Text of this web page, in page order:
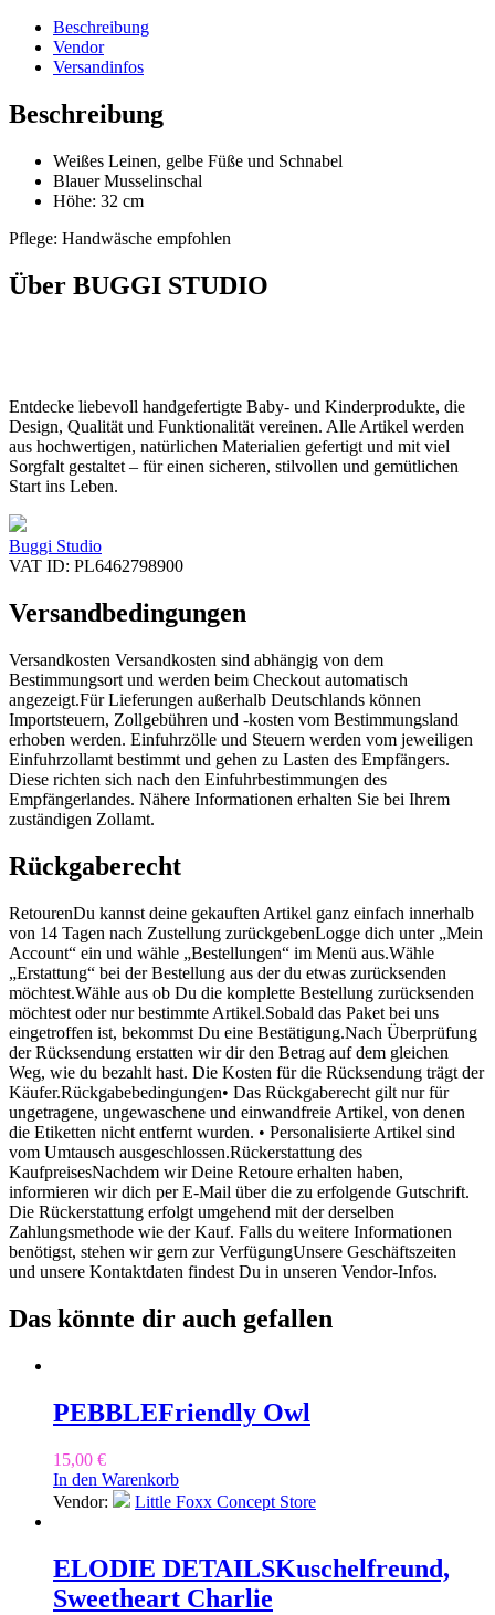
Beschreibung
Vendor
Versandinfos
Beschreibung
Weißes Leinen, gelbe Füße und Schnabel
Blauer Musselinschal
Höhe: 32 cm
Pflege: Handwäsche empfohlen
Über BUGGI STUDIO
Entdecke liebevoll handgefertigte Baby- und Kinderprodukte, die
Design, Qualität und Funktionalität vereinen. Alle Artikel werden
aus hochwertigen, natürlichen Materialien gefertigt und mit viel
Sorgfalt gestaltet – für einen sicheren, stilvollen und gemütlichen
Start ins Leben.
Buggi Studio
VAT ID: PL6462798900
Versandbedingungen
Versandkosten Versandkosten sind abhängig von dem
Bestimmungsort und werden beim Checkout automatisch
angezeigt.Für Lieferungen außerhalb Deutschlands können
Importsteuern, Zollgebühren und -kosten vom Bestimmungsland
erhoben werden. Einfuhrzölle und Steuern werden vom jeweiligen
Einfuhrzollamt bestimmt und gehen zu Lasten des Empfängers.
Diese richten sich nach den Einfuhrbestimmungen des
Empfängerlandes. Nähere Informationen erhalten Sie bei Ihrem
zuständigen Zollamt.
Rückgaberecht
RetourenDu kannst deine gekauften Artikel ganz einfach innerhalb
von 14 Tagen nach Zustellung zurückgebenLogge dich unter „Mein
Account“ ein und wähle „Bestellungen“ im Menü aus.Wähle
„Erstattung“ bei der Bestellung aus der du etwas zurücksenden
möchtest.Wähle aus ob Du die komplette Bestellung zurücksenden
möchtest oder nur bestimmte Artikel.Sobald das Paket bei uns
eingetroffen ist, bekommst Du eine Bestätigung.Nach Überprüfung
der Rücksendung erstatten wir dir den Betrag auf dem gleichen
Weg, wie du bezahlt hast. Die Kosten für die Rücksendung trägt der
Käufer.Rückgabebedingungen• Das Rückgaberecht gilt nur für
ungetragene, ungewaschene und einwandfreie Artikel, von denen
die Etiketten nicht entfernt wurden. • Personalisierte Artikel sind
vom Umtausch ausgeschlossen.Rückerstattung des
KaufpreisesNachdem wir Deine Retoure erhalten haben,
informieren wir dich per E-Mail über die zu erfolgende Gutschrift.
Die Rückerstattung erfolgt umgehend mit der derselben
Zahlungsmethode wie der Kauf. Falls du weitere Informationen
benötigst, stehen wir gern zur VerfügungUnsere Geschäftszeiten
und unsere Kontaktdaten findest Du in unseren Vendor-Infos.
Das könnte dir auch gefallen
PEBBLEFriendly Owl
15,00 €
In den Warenkorb
Vendor:
Little Foxx Concept Store
ELODIE DETAILSKuschelfreund,
Sweetheart Charlie